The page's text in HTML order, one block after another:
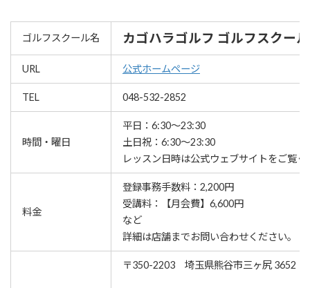
ゴルフスクール名 カゴハラゴルフ ゴルフスクー
URL 公式ホームページ
TEL 048-532-2852
時間・曜日
平日：6:30～23:30
土日祝：6:30～23:30
レッスン⽇時は公式ウェブサイトをご覧く
料金
登録事務手数料：2,200円
受講料：【月会費】6,600円
など
詳細は店舗までお問い合わせください。
〒350-2203 埼玉県熊谷市三ヶ尻 3652